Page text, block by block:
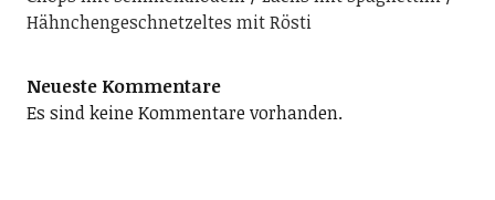
Hähnchengeschnetzeltes mit Rösti
Neueste Kommentare
Es sind keine Kommentare vorhanden.